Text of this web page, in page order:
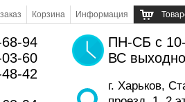
Информация
Корзина
ПН-СБ с
ВС
г. Харьков,
94
60
42